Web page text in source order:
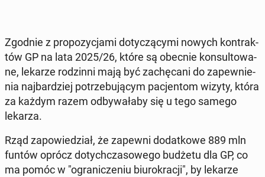
Zgodnie z pro­po­zy­cja­mi do­ty­czą­cy­mi nowych kon­trak­
tów GP na lata 2025/26, które są obecnie kon­sul­to­wa­
ne, lekarze ro­dzin­ni mają być za­chę­ca­ni do za­pew­nie­
nia naj­bar­dziej po­trze­bu­ją­cym pa­cjen­tom wizyty, która
za każdym razem od­by­wa­ła­by się u tego samego
lekarza.
Rząd za­po­wie­dział, że zapewni do­dat­ko­we 889 mln
funtów oprócz do­tych­cza­so­we­go budżetu dla GP, co
ma pomóc w "ogra­ni­cze­niu biu­ro­kra­cji", by lekarze